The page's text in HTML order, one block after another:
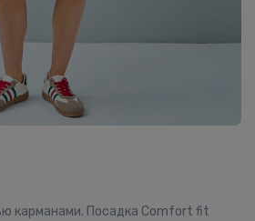
карманами. Посадка Comfort fit